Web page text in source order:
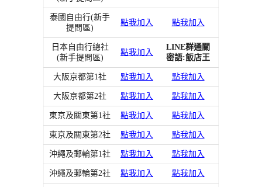
泰國自由行(新手
提問區)
點我加入 點我加入
日本自由行總社
(新手提問區)
點我加入
LINE群通關
密語:飯店王
大阪京都第1社 點我加入 點我加入
大阪京都第2社 點我加入 點我加入
東京及關東第1社 點我加入 點我加入
東京及關東第2社 點我加入 點我加入
沖繩及郵輪第1社 點我加入 點我加入
沖繩及郵輪第2社 點我加入 點我加入